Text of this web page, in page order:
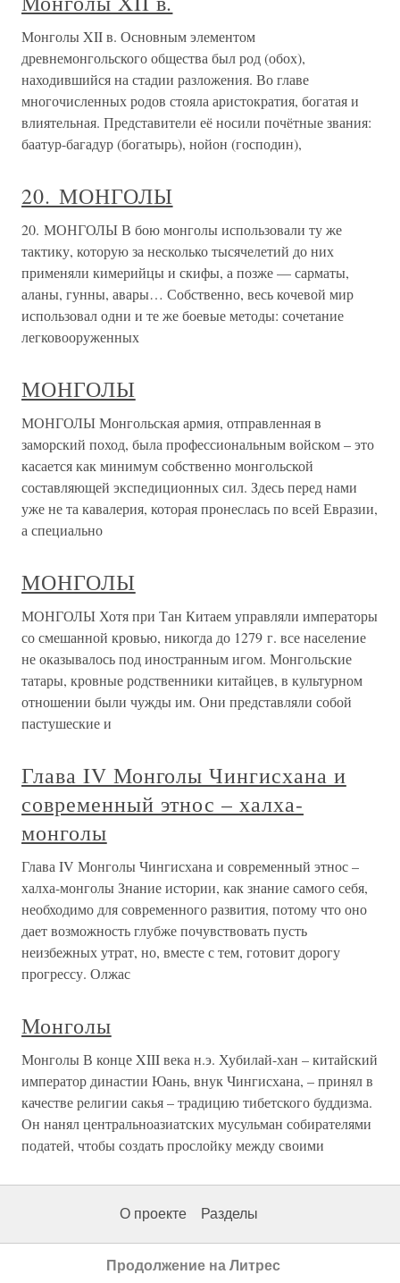
Монголы XII в. Основным элементом
древнемонгольского общества был род (обох),
находившийся на стадии разложения. Во главе
многочисленных родов стояла аристократия, богатая и
влиятельная. Представители её носили почётные звания:
баатур-багадур (богатырь), нойон (господин),
20. МОНГОЛЫ
20. МОНГОЛЫ В бою монголы использовали ту же
тактику, которую за несколько тысячелетий до них
применяли кимерийцы и скифы, а позже — сарматы,
аланы, гунны, авары… Собственно, весь кочевой мир
использовал одни и те же боевые методы: сочетание
легковооруженных
МОНГОЛЫ
МОНГОЛЫ Монгольская армия, отправленная в
заморский поход, была профессиональным войском – это
касается как минимум собственно монгольской
составляющей экспедиционных сил. Здесь перед нами
уже не та кавалерия, которая пронеслась по всей Евразии,
а специально
МОНГОЛЫ
МОНГОЛЫ Хотя при Тан Китаем управляли императоры
со смешанной кровью, никогда до 1279 г. все население
не оказывалось под иностранным игом. Монгольские
татары, кровные родственники китайцев, в культурном
отношении были чужды им. Они представляли собой
пастушеские и
Глава IV Монголы Чингисхана и
современный этнос – халха-
монголы
Глава IV Монголы Чингисхана и современный этнос –
халха-монголы Знание истории, как знание самого себя,
необходимо для современного развития, потому что оно
дает возможность глубже почувствовать пусть
неизбежных утрат, но, вместе с тем, готовит дорогу
прогрессу. Олжас
Монголы
Монголы В конце XIII века н.э. Хубилай-хан – китайский
император династии Юань, внук Чингисхана, – принял в
качестве религии сакья – традицию тибетского буддизма.
Он нанял центральноазиатских мусульман собирателями
податей, чтобы создать прослойку между своими
О проекте Разделы
Продолжение на Литрес